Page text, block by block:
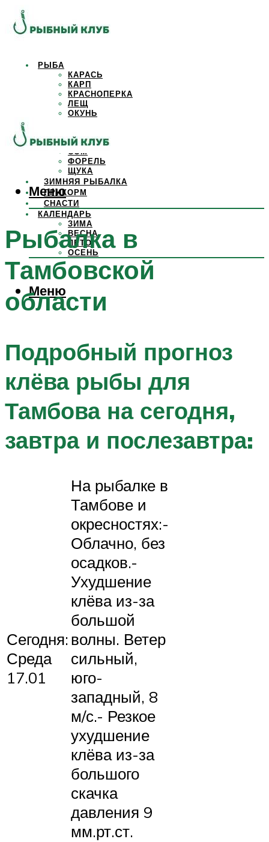
РЫБА
КАРАСЬ
КАРП
КРАСНОПЕРКА
ЛЕЩ
ОКУНЬ
САЗАН
СОМ
ФОРЕЛЬ
ЩУКА
ЗИМНЯЯ РЫБАЛКА
ПРИКОРМ
СНАСТИ
КАЛЕНДАРЬ
ЗИМА
ВЕСНА
ЛЕТО
ОСЕНЬ
Меню
Меню
Рыбалка в
Тамбовской
области
Подробный прогноз
клёва рыбы для
Тамбова на сегодня,
завтра и послезавтра:
Сегодня:
Среда
17.01
На рыбалке в
Тамбове и
окресностях:-
Облачно, без
осадков.-
Ухудшение
клёва из-за
большой
волны. Ветер
сильный,
юго-
западный, 8
м/с.- Резкое
ухудшение
клёва из-за
большого
скачка
давления 9
мм.рт.ст.